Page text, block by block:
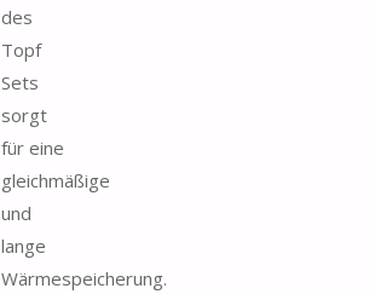
des
Topf
Sets
sorgt
für eine
gleichmäßige
und
lange
Wärmespeicherung.